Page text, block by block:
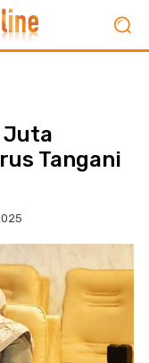
Juta
Tangani